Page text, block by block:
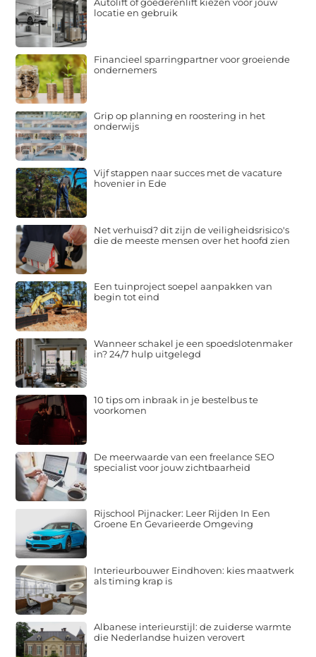
Autolift of goederenlift kiezen voor jouw
locatie en gebruik
Financieel sparringpartner voor groeiende
ondernemers
Grip op planning en roostering in het
onderwijs
Vijf stappen naar succes met de vacature
hovenier in Ede
Net verhuisd? dit zijn de veiligheidsrisico's
die de meeste mensen over het hoofd zien
Een tuinproject soepel aanpakken van
begin tot eind
Wanneer schakel je een spoedslotenmaker
in? 24/7 hulp uitgelegd
10 tips om inbraak in je bestelbus te
voorkomen
De meerwaarde van een freelance SEO
specialist voor jouw zichtbaarheid
Rijschool Pijnacker: Leer Rijden In Een
Groene En Gevarieerde Omgeving
Interieurbouwer Eindhoven: kies maatwerk
als timing krap is
Albanese interieurstijl: de zuiderse warmte
die Nederlandse huizen verovert